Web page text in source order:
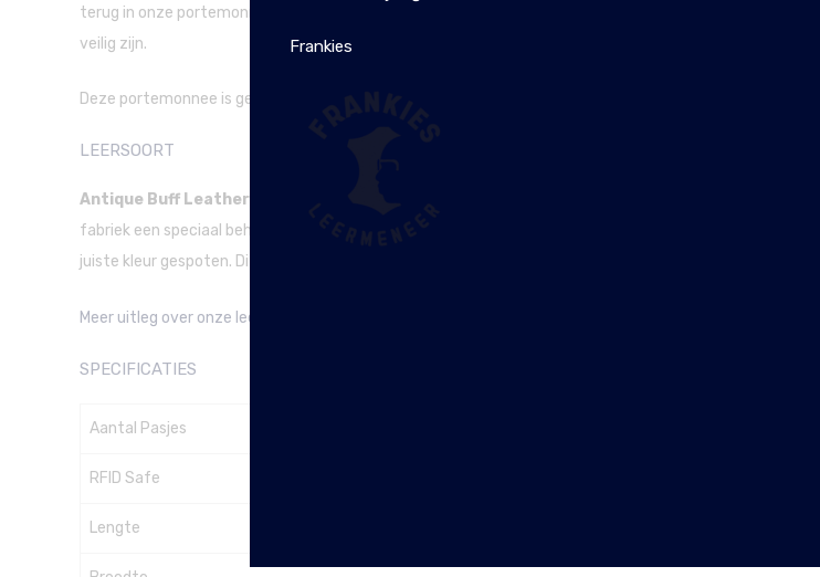
terug in onze portemonnees. In de voering van ons leer zit een speciale laag die beschermd tegen
veilig zijn.
Deze portemonnee is gemaakt van antique buff leer. Kenmerkend voor dit type leer is het two tone
LEERSOORT
Antique Buff Leather:
Deze leersoort is gemaakt van Buffalo leer. Buffelhuid is over het algemeen
fabriek een speciaal behandelproces ontwikkeld waardoor het leer soepel blijft. Omdat met machinale
juiste kleur gespoten. Dit zorgt voor het zo genoemde ‘two tone’ effect.
Meer uitleg over onze leersoorten vindt je hier.
SPECIFICATIES
Aantal Pasjes
RFID Safe
Lengte
Frankies